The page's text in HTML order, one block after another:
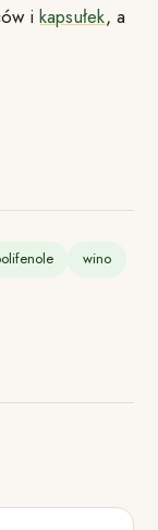
ikapsułek, a
wino